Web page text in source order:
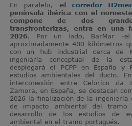
En paralelo, el corredor
península ibérica con el
compone de dos
transfronterizas, entra en una
2026. Por un lado, BarMar -el
aproximadamente 400 kilómetros
con un hub industrial cerca de
ingeniaría conceptual de la
desplegará el PCPP en España y
estudios ambientales del ducto.
interconexión entre Celorico da
Zamora, en España, se destacan
2026 la finalización de la ingeniería
de impacto ambiental del tramo
desarrollo de los estudios de
ambiental en el tramo portugués.